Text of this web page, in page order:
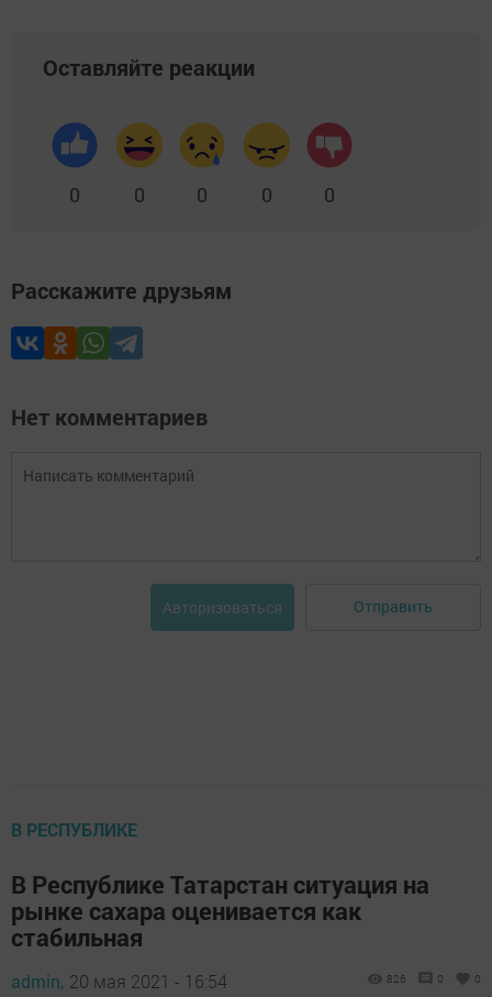
Оставляйте реакции
0 0 0 0 0
Расскажите друзьям
Нет комментариев
Авторизоваться Отправить
В РЕСПУБЛИКЕ
В Республике Татарстан ситуация на
рынке сахара оценивается как
стабильная
admin, 20 мая 2021 - 16:54 826 0 0